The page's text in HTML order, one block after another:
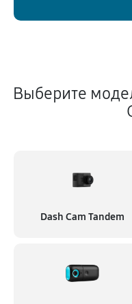
Выберите
Dash Cam Tandem